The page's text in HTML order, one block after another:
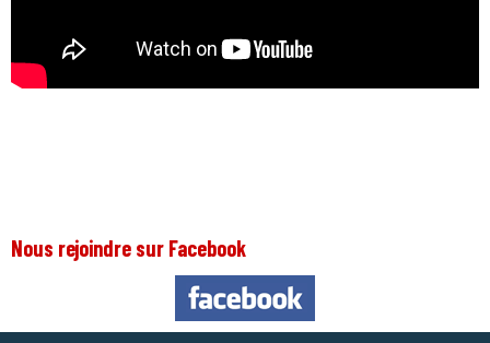
Nous rejoindre sur Facebook